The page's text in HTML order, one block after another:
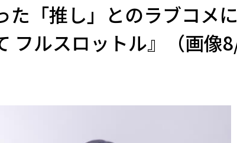
た「推し」とのラブコメ
フルスロットル』（画像8/